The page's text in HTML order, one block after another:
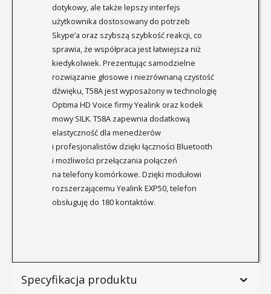
dotykowy, ale także lepszy interfejs
użytkownika dostosowany do potrzeb
Skype’a oraz szybszą szybkość reakcji, co
sprawia, że współpraca jest łatwiejsza niż
kiedykolwiek. Prezentując samodzielne
rozwiązanie głosowe i niezrównaną czystość
dźwięku, T58A jest wyposażony w technologię
Optima HD Voice firmy Yealink oraz kodek
mowy SILK. T58A zapewnia dodatkową
elastyczność dla menedżerów
i profesjonalistów dzięki łączności Bluetooth
i możliwości przełączania połączeń
na telefony komórkowe. Dzięki modułowi
rozszerzającemu Yealink EXP50, telefon
obsługuję do 180 kontaktów.
Specyfikacja produktu